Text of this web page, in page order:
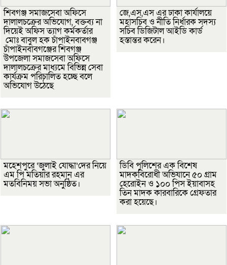
শিবগঞ্জ সমাজসেবা অফিসে
দালালচক্রের অভিযোগ, বক্তব্য না
দিয়েই অফিস ত্যাগ কর্মকর্তার
মোঃ বাবুল হক চাঁপাইনবাবগঞ্জ
চাঁপাইনবাবগঞ্জের শিবগঞ্জ
উপজেলা সমাজসেবা অফিসে
দালালচক্রের মাধ্যমে বিভিন্ন সেবা
কার্যক্রম পরিচালিত হচ্ছে বলে
অভিযোগ উঠেছে
জে,এস,এস এর ঢাকা কার্যালয়ে
মহাসচিব ও নীতি নির্ধারক সদস্য
সচিব ডিজিটাল আইডি কার্ড
হস্তান্তর করেন।
মহেশপুরে ‘জুলাই যোদ্ধা’দের নিয়ে
এম পি মতিয়ার রহমান এর
মতবিনিময় সভা অনুষ্ঠিত।
ডিবি পুলিশের এক বিশেষ
মাদকবিরোধী অভিযানে ৫০ গ্রাম
হেরোইন ও ১০০ পিস ইয়াবাসহ
তিন মাদক কারবারিকে গ্রেফতার
করা হয়েছে।